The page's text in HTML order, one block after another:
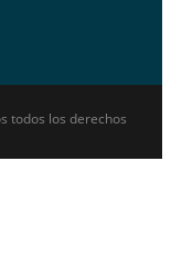
todos los derechos